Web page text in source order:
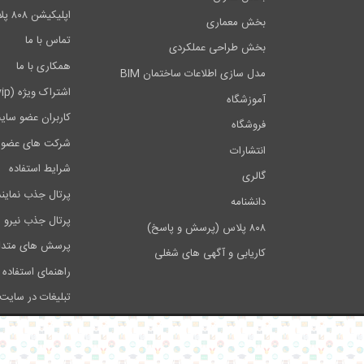
اپلیکیشن ۸۰۸ پلاس
تماس با ما
همکاری با ما
اشتراک ویژه (vip)
کاربران عضو
شرکت های
شرایط استفاده
پرتال جذب
پرتال جذب نیرو
پرسش های
راهنمای
تبلیغات در سایت
بخش معماری
بخش طراحی عملکردی
مدل سازی اطلاعات ساختمان BIM
آموزشگاه
فروشگاه
انتشارات
گالری
دانشنامه
۸۰۸ پلاس (پرسش و پاسخ)
کاریابی و آگهی های شغلی